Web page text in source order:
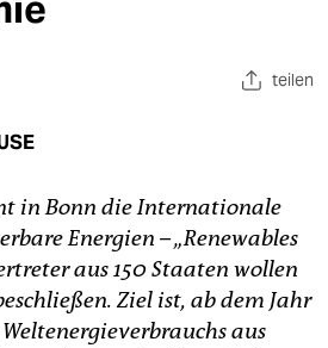
teilen
in Bonn die Internationale
Energien – „Renewables
aus 150 Staaten wollen
Ziel ist, ab dem Jahr
aus